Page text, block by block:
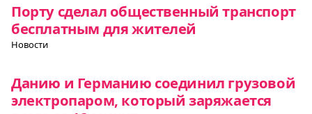
Порту сделал общественный транспорт
бесплатным для жителей
Новости
Данию и Германию соединил грузовой
электропаром, который заряжается